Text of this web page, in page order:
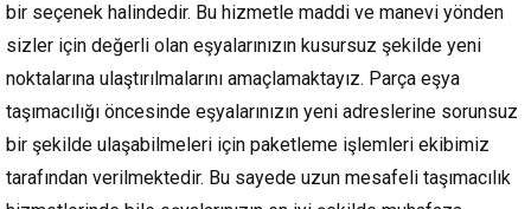
bir seçenek halindedir. Bu hizmetle maddi ve manevi yönden
sizler için değerli olan eşyalarınızın kusursuz şekilde yeni
noktalarına ulaştırılmalarını amaçlamaktayız. Parça eşya
taşımacılığı öncesinde eşyalarınızın yeni adreslerine sorunsuz
bir şekilde ulaşabilmeleri için paketleme işlemleri ekibimiz
tarafından verilmektedir. Bu sayede uzun mesafeli taşımacılık